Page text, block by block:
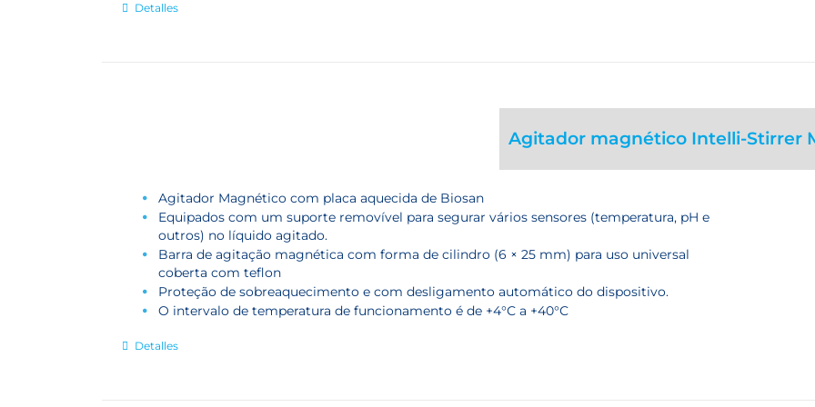
Detalles
Agitador magnético Intelli-Stirrer
Agitador Magnético com placa aquecida de Biosan
Equipados com um suporte removível para segurar vários sensores (temperatura, pH e
outros) no líquido agitado.
Barra de agitação magnética com forma de cilindro (6 × 25 mm) para uso universal
coberta com teflon
Proteção de sobreaquecimento e com desligamento automático do dispositivo.
O intervalo de temperatura de funcionamento é de +4°С a +40°С
Detalles